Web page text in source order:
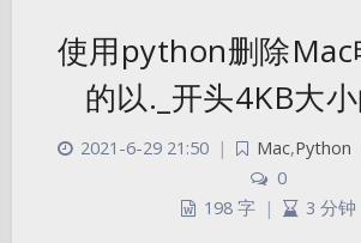
使用python删除Mac
的以._开头4KB大
2021-6-29 21:50 | Mac,Python
0
198 字 | 3 分钟